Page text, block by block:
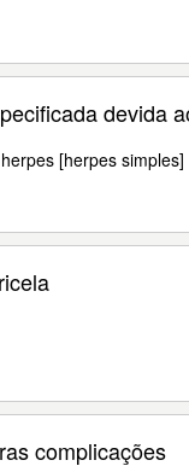
devida
[herpes simples]
complicações